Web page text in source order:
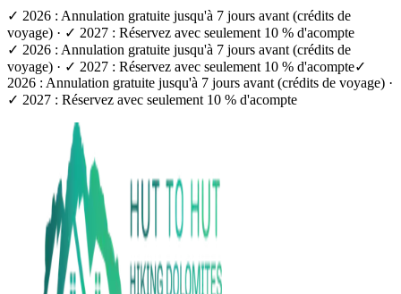
✓ 2026 : Annulation gratuite jusqu'à 7 jours avant (crédits de
voyage) · ✓ 2027 : Réservez avec seulement 10 % d'acompte
✓ 2026 : Annulation gratuite jusqu'à 7 jours avant (crédits de
voyage) · ✓ 2027 : Réservez avec seulement 10 % d'acompte✓
2026 : Annulation gratuite jusqu'à 7 jours avant (crédits de voyage) ·
✓ 2027 : Réservez avec seulement 10 % d'acompte